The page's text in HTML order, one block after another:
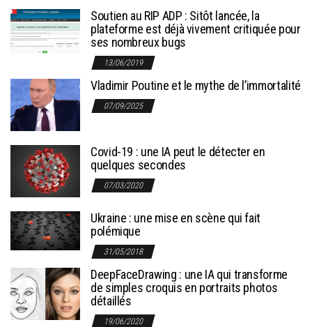
Soutien au RIP ADP : Sitôt lancée, la
plateforme est déjà vivement critiquée pour
ses nombreux bugs
13/06/2019
Vladimir Poutine et le mythe de l’immortalité
07/09/2025
Covid-19 : une IA peut le détecter en
quelques secondes
07/03/2020
Ukraine : une mise en scène qui fait
polémique
31/05/2018
DeepFaceDrawing : une IA qui transforme
de simples croquis en portraits photos
détaillés
19/06/2020